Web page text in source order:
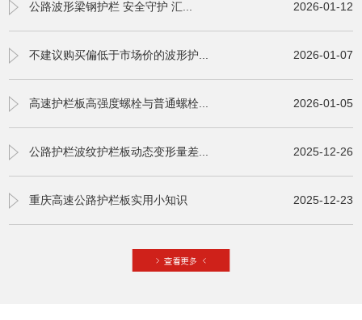
公路波形梁钢护栏 安全守护 汇... 2026-01-12
不建议购买偏低于市场价的波形护... 2026-01-07
高速护栏板高强度螺栓与普通螺栓... 2026-01-05
公路护栏波纹护栏板动态变形量差... 2025-12-26
重庆高速公路护栏板实用小知识 2025-12-23